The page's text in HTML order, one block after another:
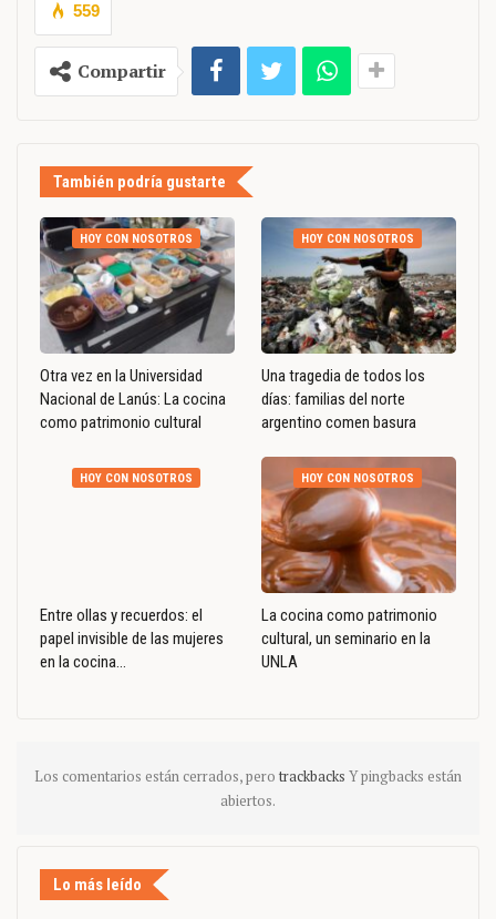
559
Compartir
También podría gustarte
HOY CON NOSOTROS
Otra vez en la Universidad
Nacional de Lanús: La cocina
como patrimonio cultural
HOY CON NOSOTROS
Una tragedia de todos los
días: familias del norte
argentino comen basura
HOY CON NOSOTROS
Entre ollas y recuerdos: el
papel invisible de las mujeres
en la cocina…
HOY CON NOSOTROS
La cocina como patrimonio
cultural, un seminario en la
UNLA
Los comentarios están cerrados, pero trackbacks Y pingbacks están
abiertos.
Lo más leído